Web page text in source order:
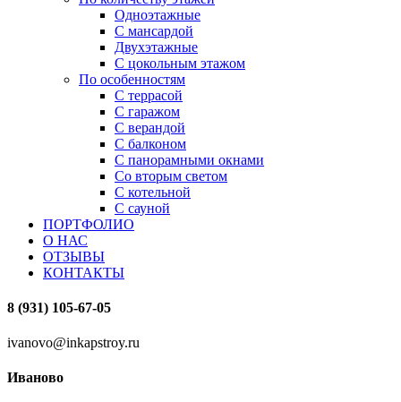
Одноэтажные
С мансардой
Двухэтажные
С цокольным этажом
По особенностям
С террасой
С гаражом
С верандой
С балконом
С панорамными окнами
Со вторым светом
С котельной
С сауной
ПОРТФОЛИО
О НАС
ОТЗЫВЫ
КОНТАКТЫ
8 (931) 105-67-05
ivanovo@inkapstroy.ru
Иваново